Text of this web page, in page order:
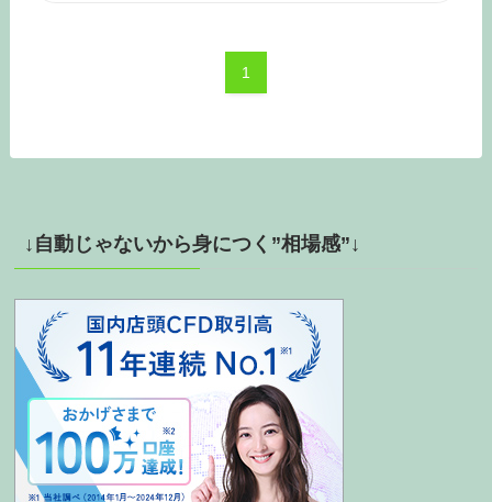
1
↓自動じゃないから身につく”相場感”↓